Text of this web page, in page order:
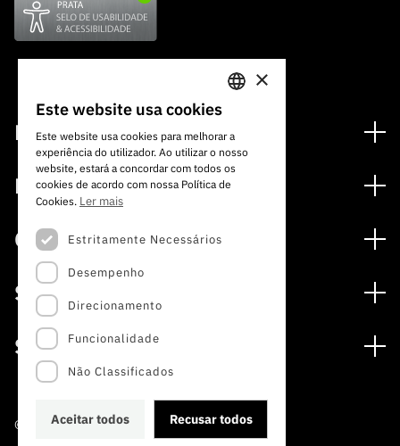
Financiamento
Programas de Financiamento
Internacional
Prémios
Media
Notas de Imprensa
Subscrever Newsletter
Subscrever Direct Mail de Concursos
Agenda
Publicações
Concursos
Concursos Abertos
Concursos Previstos
Concursos Fechados
Calendarização FCT 2026
Serviços
Serviços digitais: Tecnologia para o Conhecimento
Arquivo, Documentação e Informação
Acesso a dados estatísticos para fins científicos –
Sobre
A FCT
Estudos e Planeamento Estratégico
Documentos de Gestão
©2022 · Fundação para a Ciência e a Tecnologia
PORTUGUESE
ENGLISH
×
Este website usa cookies
Este website usa cookies para melhorar a
experiência do utilizador. Ao utilizar o nosso
website, estará a concordar com todos os
cookies de acordo com nossa Política de
Cookies. Ler mais
Estritamente Necessários
Desempenho
Direcionamento
Funcionalidade
Não Classificados
Aceitar todos Recusar todos